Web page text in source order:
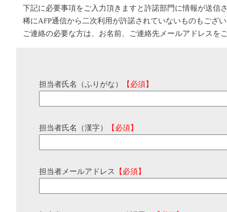
下記に必要事項をご入力頂きますと許諾部門に情報が送信
稀にAFP通信から二次利用が許諾されていないものもござ
ご連絡の必要な方は、お名前、ご連絡先メールアドレスを
担当者氏名（ふりがな） 【必須】
担当者氏名（漢字） 【必須】
担当者メールアドレス 【必須】